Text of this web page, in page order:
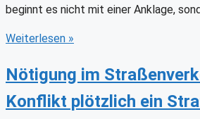
beginnt es nicht mit einer Anklage,
Weiterlesen »
Nötigung im
Konflikt plötzlich ein